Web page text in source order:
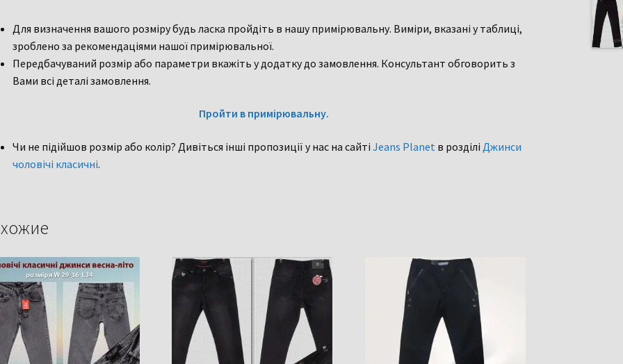
Для визначення вашого розміру будь ласка пройдіть в нашу примірювальну. Виміри, вказані у таблиці,
зроблено за рекомендаціями нашої примірювальної.
Передбачуваний розмір або параметри вкажіть у додатку до замовлення. Консультант обговорить з
Вами всі деталі замовлення.
Пройти в примірювальну.
Чи не підійшов розмір або колір? Дивіться інші пропозиції у нас на сайті Jeans Planet в розділі Джинси
чоловічі класичні.